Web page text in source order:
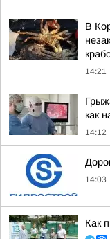
В
14:21
как
14:12
14:03
Как